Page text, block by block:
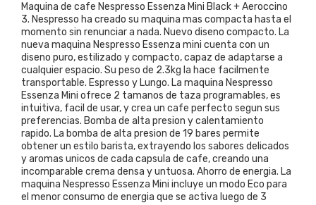
Maquina de cafe Nespresso Essenza Mini Black + Aeroccino
3. Nespresso ha creado su maquina mas compacta hasta el
momento sin renunciar a nada. Nuevo diseno compacto. La
nueva maquina Nespresso Essenza mini cuenta con un
diseno puro, estilizado y compacto, capaz de adaptarse a
cualquier espacio. Su peso de 2.3kg la hace facilmente
transportable. Espresso y Lungo. La maquina Nespresso
Essenza Mini ofrece 2 tamanos de taza programables, es
intuitiva, facil de usar, y crea un cafe perfecto segun sus
preferencias. Bomba de alta presion y calentamiento
rapido. La bomba de alta presion de 19 bares permite
obtener un estilo barista, extrayendo los sabores delicados
y aromas unicos de cada capsula de cafe, creando una
incomparable crema densa y untuosa. Ahorro de energia. La
maquina Nespresso Essenza Mini incluye un modo Eco para
el menor consumo de energia que se activa luego de 3